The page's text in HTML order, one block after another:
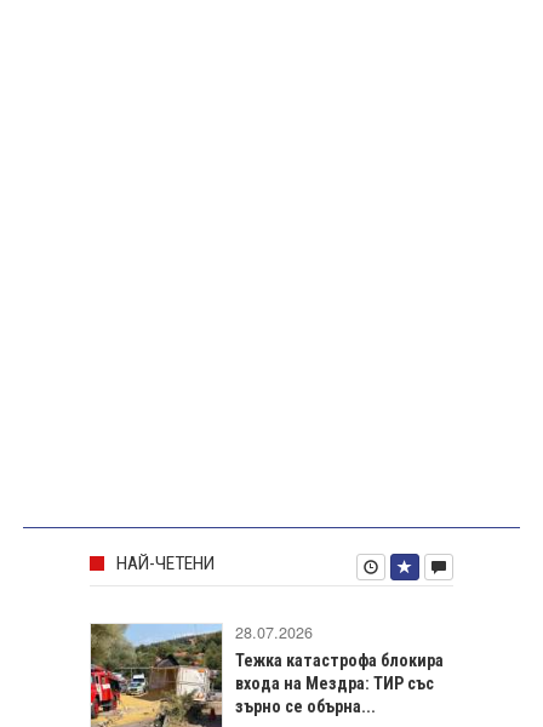
НАЙ-ЧЕТЕНИ
28.07.2026
Тежка катастрофа блокира
входа на Мездра: ТИР със
зърно се обърна...